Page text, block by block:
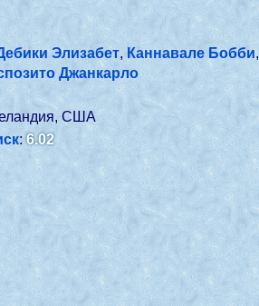
Элизабет, Каннавале Бобби,
Джанкарло
США
:6.02